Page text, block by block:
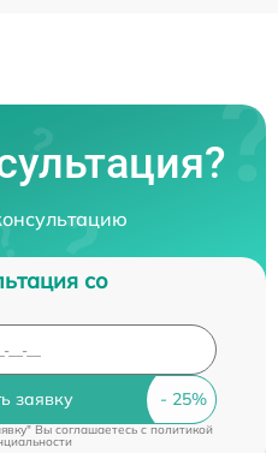
со
заявку
Вы соглашаетесь cполитикой